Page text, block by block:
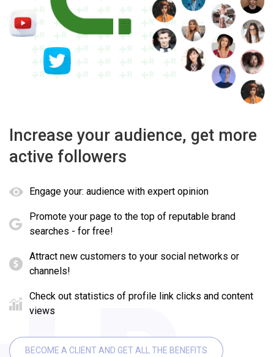
Increase your audience, get more
active followers
Engage your: audience with expert opinion
Promote your page to the top of reputable brand
searches - for free!
Attract new customers to your social networks or
channels!
Check out statistics of profile link clicks and content
views
BECOME A CLIENT AND GET ALL THE BENEFITS